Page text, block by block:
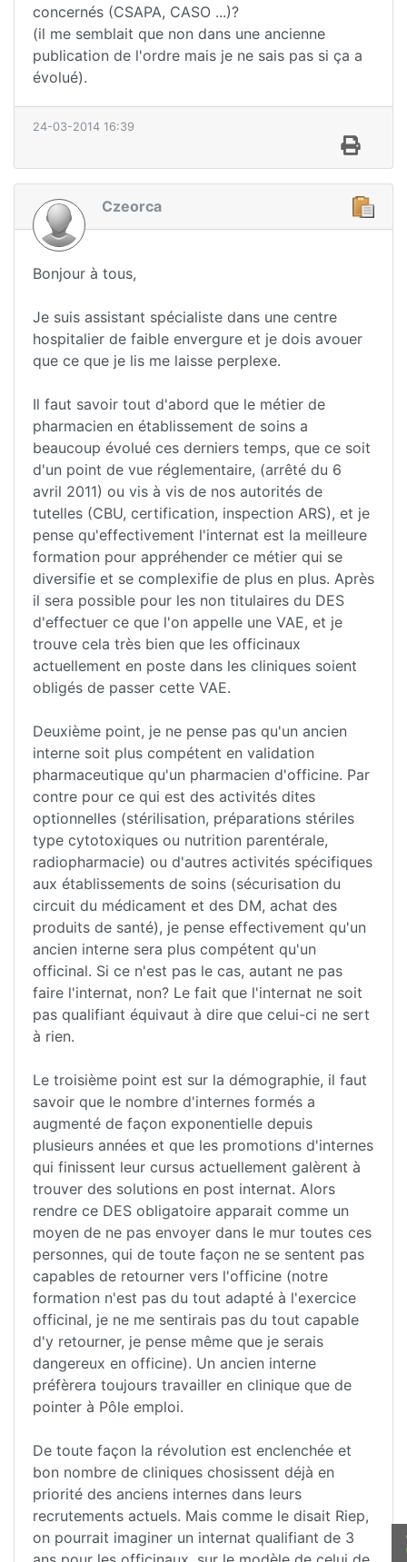
concernés (CSAPA, CASO ...)?
(il me semblait que non dans une ancienne
publication de l'ordre mais je ne sais pas si ça a
évolué).
24-03-2014 16:39
Czeorca
Bonjour à tous,
Je suis assistant spécialiste dans une centre
hospitalier de faible envergure et je dois avouer
que ce que je lis me laisse perplexe.
Il faut savoir tout d'abord que le métier de
pharmacien en établissement de soins a
beaucoup évolué ces derniers temps, que ce soit
d'un point de vue réglementaire, (arrêté du 6
avril 2011) ou vis à vis de nos autorités de
tutelles (CBU, certification, inspection ARS), et je
pense qu'effectivement l'internat est la meilleure
formation pour appréhender ce métier qui se
diversifie et se complexifie de plus en plus. Après
il sera possible pour les non titulaires du DES
d'effectuer ce que l'on appelle une VAE, et je
trouve cela très bien que les officinaux
actuellement en poste dans les cliniques soient
obligés de passer cette VAE.
Deuxième point, je ne pense pas qu'un ancien
interne soit plus compétent en validation
pharmaceutique qu'un pharmacien d'officine. Par
contre pour ce qui est des activités dites
optionnelles (stérilisation, préparations stériles
type cytotoxiques ou nutrition parentérale,
radiopharmacie) ou d'autres activités spécifiques
aux établissements de soins (sécurisation du
circuit du médicament et des DM, achat des
produits de santé), je pense effectivement qu'un
ancien interne sera plus compétent qu'un
officinal. Si ce n'est pas le cas, autant ne pas
faire l'internat, non? Le fait que l'internat ne soit
pas qualifiant équivaut à dire que celui-ci ne sert
à rien.
Le troisième point est sur la démographie, il faut
savoir que le nombre d'internes formés a
augmenté de façon exponentielle depuis
plusieurs années et que les promotions d'internes
qui finissent leur cursus actuellement galèrent à
trouver des solutions en post internat. Alors
rendre ce DES obligatoire apparait comme un
moyen de ne pas envoyer dans le mur toutes ces
personnes, qui de toute façon ne se sentent pas
capables de retourner vers l'officine (notre
formation n'est pas du tout adapté à l'exercice
officinal, je ne me sentirais pas du tout capable
d'y retourner, je pense même que je serais
dangereux en officine). Un ancien interne
préfèrera toujours travailler en clinique que de
pointer à Pôle emploi.
De toute façon la révolution est enclenchée et
bon nombre de cliniques chosissent déjà en
priorité des anciens internes dans leurs
recrutements actuels. Mais comme le disait Riep,
on pourrait imaginer un internat qualifiant de 3